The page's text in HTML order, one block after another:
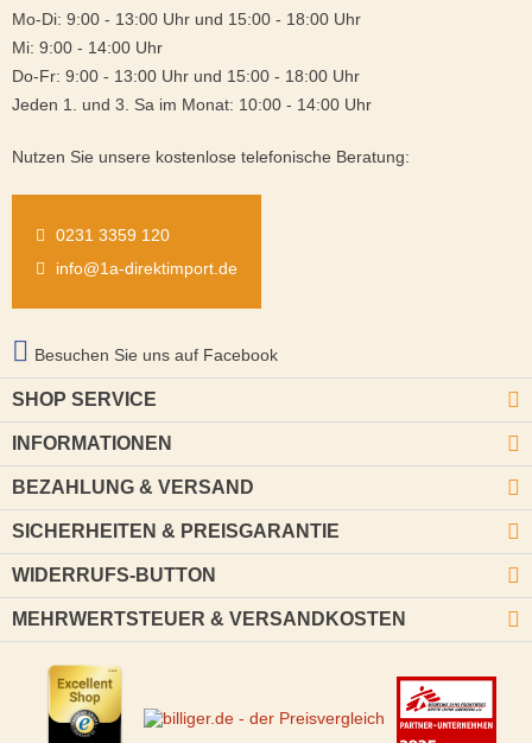
Mo-Di: 9:00 - 13:00 Uhr und 15:00 - 18:00 Uhr
Mi: 9:00 - 14:00 Uhr
Do-Fr: 9:00 - 13:00 Uhr und 15:00 - 18:00 Uhr
Jeden 1. und 3. Sa im Monat: 10:00 - 14:00 Uhr
Nutzen Sie unsere kostenlose telefonische Beratung:
0231 3359 120
info@1a-direktimport.de
Besuchen Sie uns auf Facebook
SHOP SERVICE
INFORMATIONEN
BEZAHLUNG & VERSAND
SICHERHEITEN & PREISGARANTIE
WIDERRUFS-BUTTON
MEHRWERTSTEUER & VERSANDKOSTEN